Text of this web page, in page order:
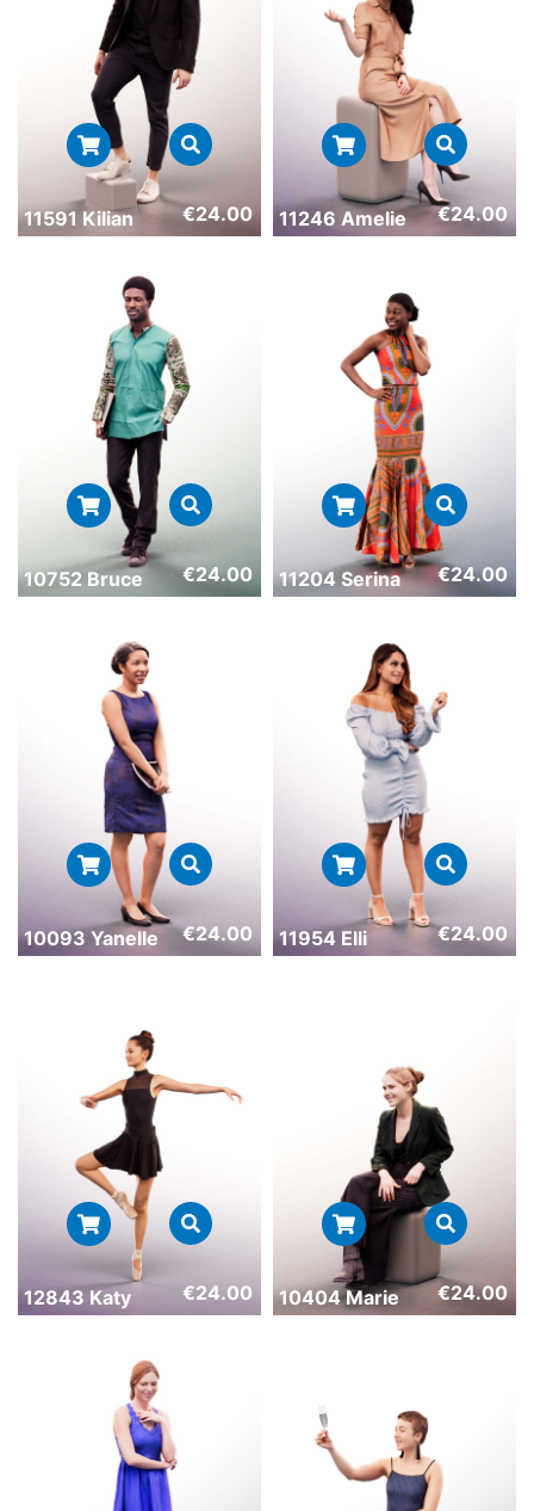
11591 Kilian €24.00 11246 Amelie €24.00
10752 Bruce €24.00 11204 Serina €24.00
10093 Yanelle €24.00 11954 Elli €24.00
12843 Katy €24.00 10404 Marie €24.00